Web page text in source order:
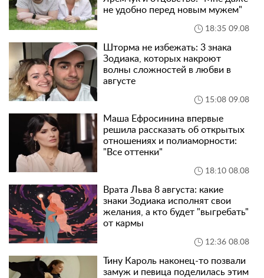
не удобно перед новым мужем"
18:35 09.08
Шторма не избежать: 3 знака
Зодиака, которых накроют
волны сложностей в любви в
августе
15:08 09.08
Маша Ефросинина впервые
решила рассказать об открытых
отношениях и полиаморности:
"Все оттенки"
18:10 08.08
Врата Льва 8 августа: какие
знаки Зодиака исполнят свои
желания, а кто будет "выгребать"
от кармы
12:36 08.08
Тину Кароль наконец-то позвали
замуж и певица поделилась этим